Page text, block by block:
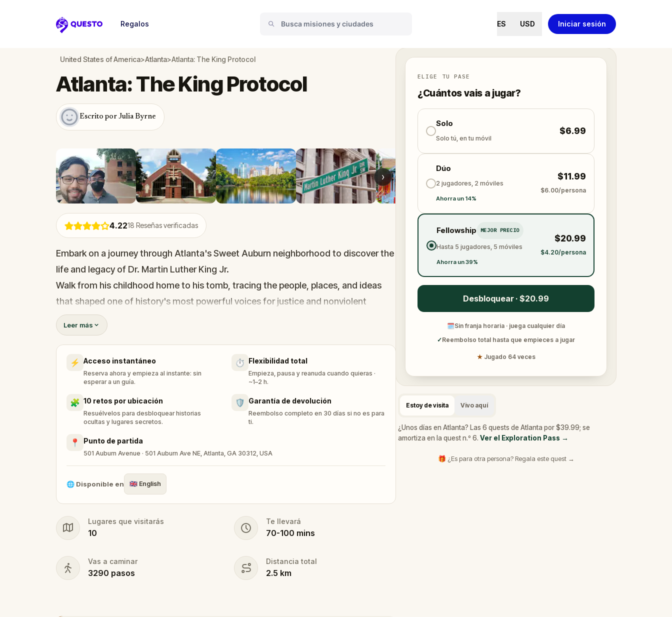
Questo
Regalos ES USD Iniciar sesión
United States of America>Atlanta>Atlanta: The King Protocol
›
4.2218 Reseñas verificadas
Atlanta: The King Protocol
Escrito por Julia Byrne
Embark on a journey through Atlanta's Sweet Auburn neighborhood to discover the
life and legacy of Dr. Martin Luther King Jr.
Walk from his childhood home to his tomb, tracing the people, places, and ideas
that shaped one of history's most powerful voices for justice and nonviolent
change.
Leer más
⚡ Acceso instantáneo
Reserva ahora y empieza al instante: sin
esperar a un guía.
⏱️ Flexibilidad total
Empieza, pausa y reanuda cuando quieras ·
~1–2 h.
🧩 10 retos por ubicación
Resuélvelos para desbloquear historias
ocultas y lugares secretos.
🛡️ Garantía de devolución
Reembolso completo en 30 días si no es para
ti.
📍 Punto de partida
501 Auburn Avenue · 501 Auburn Ave NE, Atlanta, GA 30312, USA
🌐 Disponible en 🇬🇧 English
Lugares que visitarás
10
Te llevará
70-100 mins
Vas a caminar
3290 pasos
Distancia total
2.5 km
ELIGE TU PASE
¿Cuántos vais a jugar?
Solo
Solo tú, en tu móvil
$6.99
Dúo
2 jugadores, 2 móviles
Ahorra un 14%
$11.99
$6.00/persona
Fellowship MEJOR PRECIO
Hasta 5 jugadores, 5 móviles
Ahorra un 39%
$20.99
$4.20/persona
Desbloquear · $20.99
🗓Sin franja horaria · juega cualquier día
✓Reembolso total hasta que empieces a jugar
★ Jugado 64 veces
Estoy de visita Vivo aquí
¿Unos días en Atlanta? Las 6 quests de Atlanta por $39.99; se
amortiza en la quest n.º 6. Ver el Exploration Pass →
🎁 ¿Es para otra persona? Regala este quest →